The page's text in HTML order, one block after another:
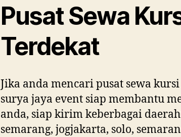
Pusat Sewa
Terdekat
Jika anda mencari pusat sewa
surya jaya event siap membantu
anda, siap kirim keberbagai
semarang, jogjakarta, solo,